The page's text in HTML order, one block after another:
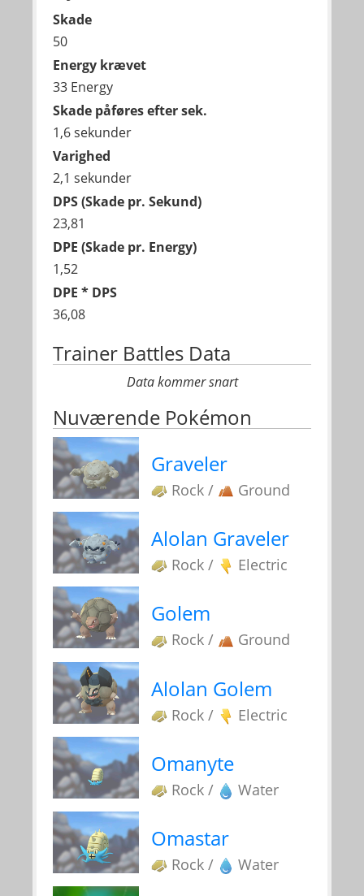
Skade
50
Energy krævet
33 Energy
Skade påføres efter sek.
1,6 sekunder
Varighed
2,1 sekunder
DPS (Skade pr. Sekund)
23,81
DPE (Skade pr. Energy)
1,52
DPE * DPS
36,08
Trainer Battles Data
Data kommer snart
Nuværende Pokémon
Graveler
Rock / Ground
Alolan Graveler
Rock / Electric
Golem
Rock / Ground
Alolan Golem
Rock / Electric
Omanyte
Rock / Water
Omastar
Rock / Water